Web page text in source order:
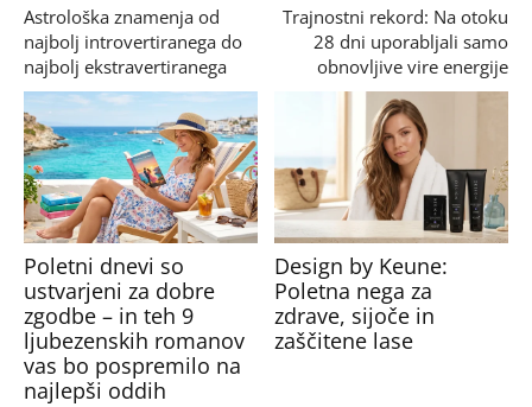
Astrološka znamenja od
najbolj introvertiranega do
najbolj ekstravertiranega
Trajnostni rekord: Na otoku
28 dni uporabljali samo
obnovljive vire energije
Poletni dnevi so
ustvarjeni za dobre
zgodbe – in teh 9
ljubezenskih romanov
vas bo pospremilo na
najlepši oddih
Design by Keune:
Poletna nega za
zdrave, sijoče in
zaščitene lase